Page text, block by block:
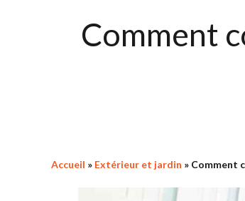
Comment
Accueil » Extérieur et jardin » Comment